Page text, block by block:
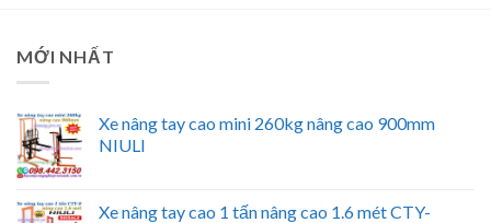
MỚI NHẤT
Xe nâng tay cao mini 260kg nâng cao 900mm
NIULI
Xe nâng tay cao 1 tấn nâng cao 1.6 mét CTY-